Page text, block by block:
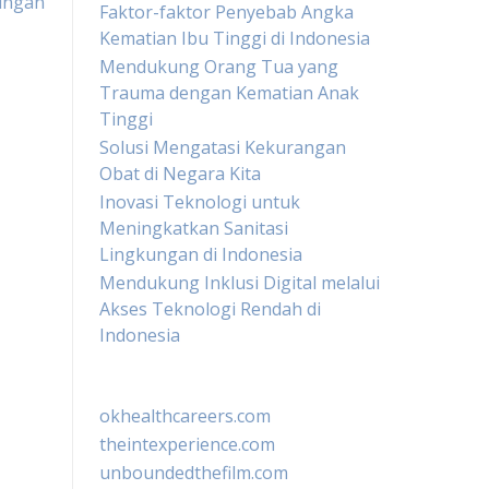
Faktor-faktor Penyebab Angka
Kematian Ibu Tinggi di Indonesia
Mendukung Orang Tua yang
Trauma dengan Kematian Anak
Tinggi
Solusi Mengatasi Kekurangan
Obat di Negara Kita
Inovasi Teknologi untuk
Meningkatkan Sanitasi
Lingkungan di Indonesia
Mendukung Inklusi Digital melalui
Akses Teknologi Rendah di
Indonesia
okhealthcareers.com
theintexperience.com
unboundedthefilm.com